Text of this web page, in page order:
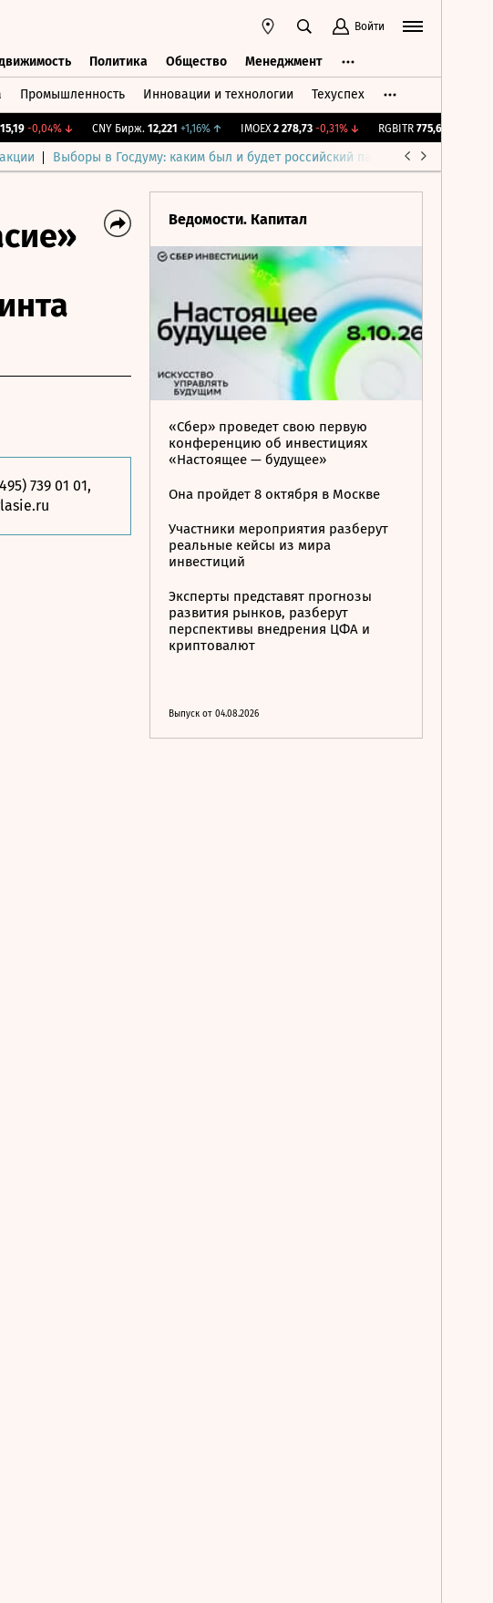
Войти
Политика Общество Менеджмент
Промышленность Инновации и технологии Техуспех
-0,04%↓ CNY Бирж. 12,221 +1,16% ↑ IMOEX 2 278,73 -0,31%↓ RGBITR 775,62 -0,01%
Выборы в Госдуму: каким был и будет российский парламент
739 01 01,
Ведомости. Капитал
«Сбер» проведет свою первую
конференцию об инвестициях
«Настоящее — будущее»
Она пройдет 8 октября в Москве
Участники мероприятия разберут
реальные кейсы из мира
инвестиций
Эксперты представят прогнозы
развития рынков, разберут
перспективы внедрения ЦФА и
криптовалют
Выпуск от 04.08.2026